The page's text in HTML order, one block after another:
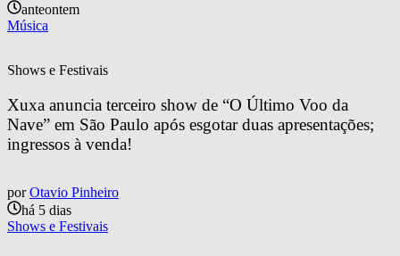
anteontem
Música
Shows e Festivais
Xuxa anuncia terceiro show de “O Último Voo da
Nave” em São Paulo após esgotar duas apresentações;
ingressos à venda!
por Otavio Pinheiro
há 5 dias
Shows e Festivais